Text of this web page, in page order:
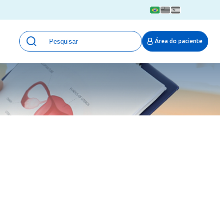
Área do paciente
Unidades
Qualidade e Segurança em saúde
Programa de Qualidade em Pesquisa
(ProQuali)